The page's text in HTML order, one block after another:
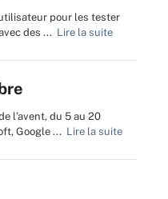
pour les tester
des ... Lire la suite
l’avent, du 5 au 20
Google ... Lire la suite